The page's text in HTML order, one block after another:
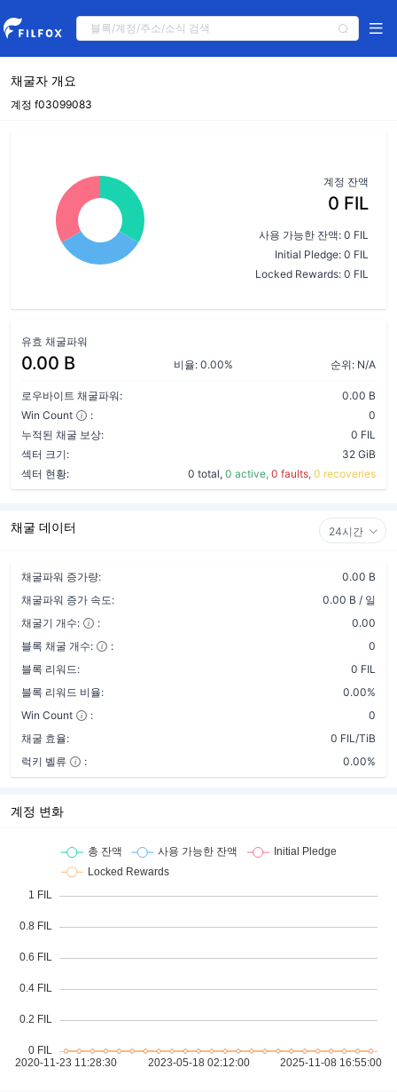
채굴자 개요
계정 f03099083
계정 잔액
0 FIL
사용 가능한 잔액: 0 FIL
Initial Pledge: 0 FIL
Locked Rewards: 0 FIL
유효 채굴파워
0.00 B 비율: 0.00% 순위: N/A
로우바이트 채굴파워:
0.00 B
Win Count
:
0
누적된 채굴 보상:
0 FIL
섹터 크기:
32 GiB
섹터 현황:
0 total, 0 active, 0 faults, 0 recoveries
채굴 데이터 24시간
채굴파워 증가량:
0.00 B
채굴파워 증가 속도:
0.00 B / 일
채굴기 개수:
:
0.00
블록 채굴 개수:
:
0
블록 리워드:
0 FIL
블록 리워드 비율:
0.00%
Win Count
:
0
채굴 효율:
0 FIL/TiB
럭키 벨류
: 0.00%
계정 변화